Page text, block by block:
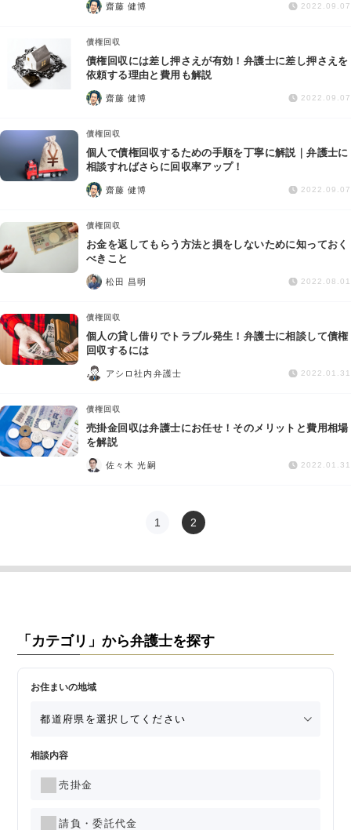
齋藤 健博 2022.09.07
債権回収
債権回収には差し押さえが有効！弁護士に差し押さえを
依頼する理由と費用も解説
齋藤 健博 2022.09.07
債権回収
個人で債権回収するための手順を丁寧に解説｜弁護士に
相談すればさらに回収率アップ！
齋藤 健博 2022.09.07
債権回収
お金を返してもらう方法と損をしないために知っておく
べきこと
松田 昌明 2022.08.01
債権回収
個人の貸し借りでトラブル発生！弁護士に相談して債権
回収するには
アシロ社内弁護士 2022.01.31
債権回収
売掛金回収は弁護士にお任せ！そのメリットと費用相場
を解説
佐々木 光嗣 2022.01.31
1 2
「カテゴリ」から弁護士を探す
お住まいの地域
相談内容
売掛金
請負・委託代金